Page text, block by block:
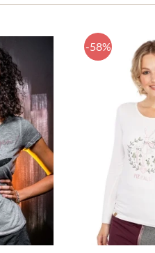
-58%